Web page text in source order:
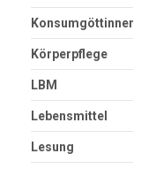
Konsumgöttinnen
Körperpflege
LBM
Lebensmittel
Lesung